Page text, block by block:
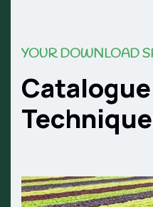
YOUR DOWNLOAD